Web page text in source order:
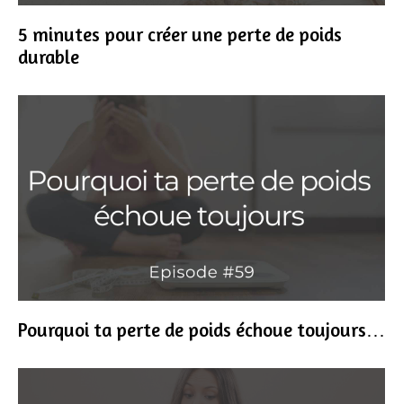
5 minutes pour créer une perte de poids
durable
Pourquoi ta perte de poids échoue toujours…